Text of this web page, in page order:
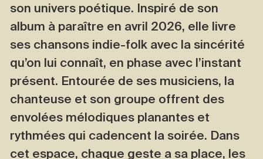
son univers poétique. Inspiré de son
album à paraître en avril 2026, elle livre
ses chansons indie-folk avec la sincérité
qu’on lui connaît, en phase avec l’instant
présent. Entourée de ses musiciens, la
chanteuse et son groupe offrent des
envolées mélodiques planantes et
rythmées qui cadencent la soirée. Dans
cet espace, chaque geste a sa place, les